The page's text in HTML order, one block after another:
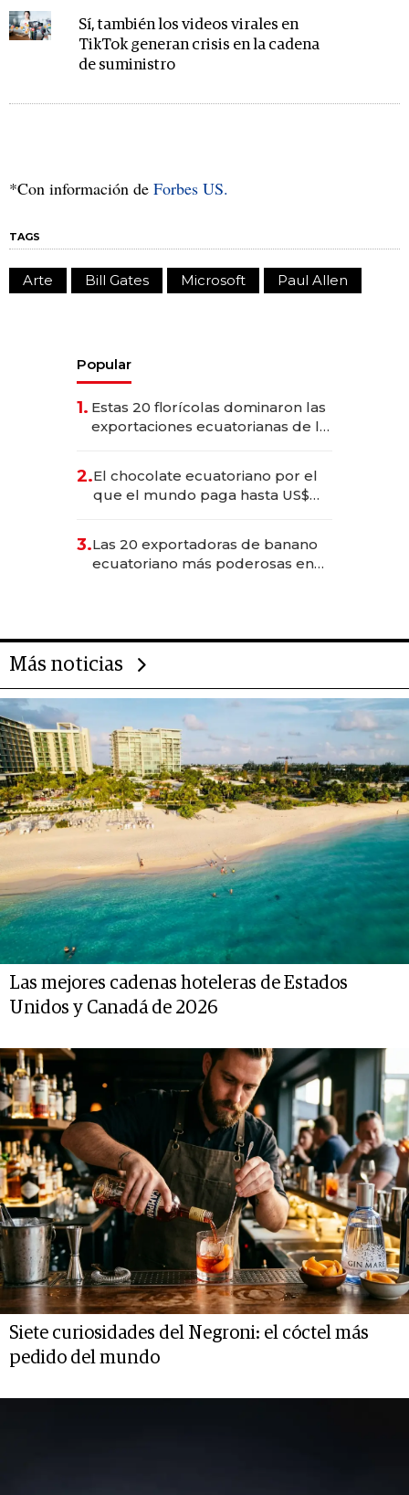
Sí, también los videos virales en
TikTok generan crisis en la cadena
de suministro
*Con información de Forbes US.
TAGS
Arte Bill Gates Microsoft Paul Allen
Popular
1. Estas 20 florícolas dominaron las
exportaciones ecuatorianas de la
2.El chocolate ecuatoriano por el
que el mundo paga hasta US$
3.Las 20 exportadoras de banano
ecuatoriano más poderosas en
Más noticias
Las mejores cadenas hoteleras de Estados
Unidos y Canadá de 2026
Siete curiosidades del Negroni: el cóctel más
pedido del mundo